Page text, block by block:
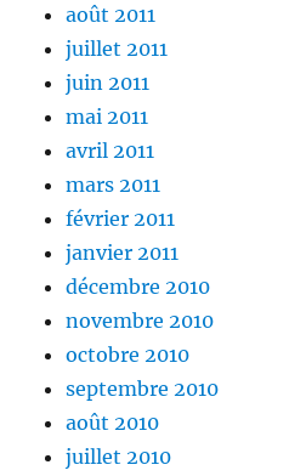
août 2011
juillet 2011
juin 2011
mai 2011
avril 2011
mars 2011
février 2011
janvier 2011
décembre 2010
novembre 2010
octobre 2010
septembre 2010
août 2010
juillet 2010